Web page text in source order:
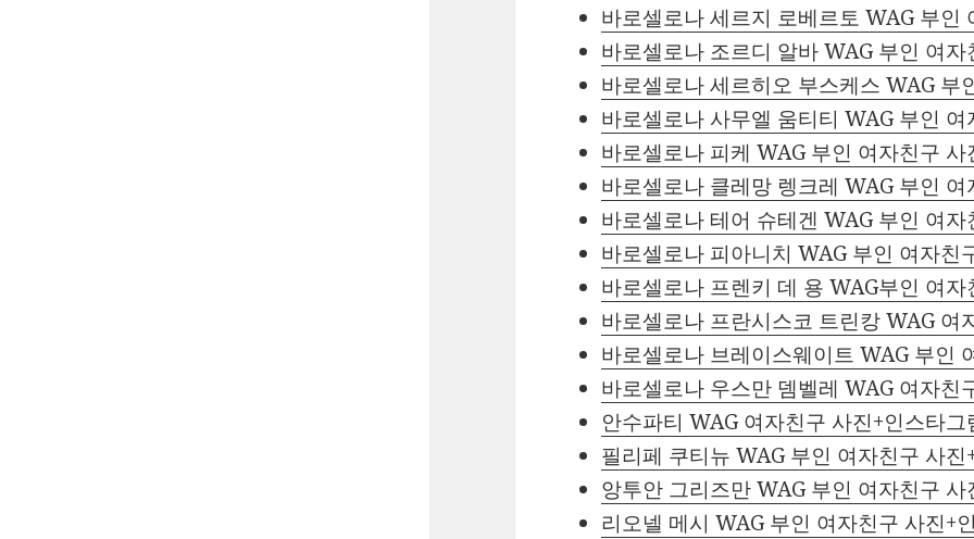
바로셀로나 세르지 로베르토 WAG 부인
바로셀로나 조르디 알바 WAG 부인 여
바로셀로나 세르히오 부스케스 WAG 부
바로셀로나 사무엘 움티티 WAG 부인
바로셀로나 피케 WAG 부인 여자친구
바로셀로나 클레망 렝크레 WAG 부인
바로셀로나 테어 슈테겐 WAG 부인 여
바로셀로나 피아니치 WAG 부인 여자친
바로셀로나 프렌키 데 용 WAG부인 여
바로셀로나 프란시스코 트린캉 WAG 여
바로셀로나 브레이스웨이트 WAG 부인
바로셀로나 우스만 뎀벨레 WAG 여자친
안수파티 WAG 여자친구 사진+인스타그
필리페 쿠티뉴 WAG 부인 여자친구 사진
앙투안 그리즈만 WAG 부인 여자친구
리오넬 메시 WAG 부인 여자친구 사진+